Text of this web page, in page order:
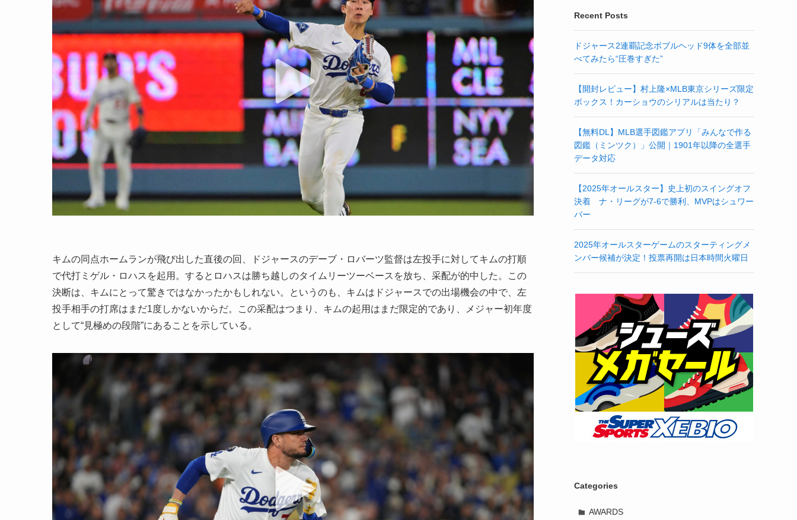
キムの同点ホームランが飛び出した直後の回、ドジャースのデーブ・ロバーツ監督は左投手に対してキムの打順
で代打ミゲル・ロハスを起用。するとロハスは勝ち越しのタイムリーツーベースを放ち、采配が的中した。この
決断は、キムにとって驚きではなかったかもしれない。というのも、キムはドジャースでの出場機会の中で、左
投手相手の打席はまだ1度しかないからだ。この采配はつまり、キムの起用はまだ限定的であり、メジャー初年度
として“見極めの段階”にあることを示している。
Recent Posts
ドジャース2連覇記念ボブルヘッド9体を全部並
べてみたら“圧巻すぎた”
【開封レビュー】村上隆×MLB東京シリーズ限定
ボックス！カーショウのシリアルは当たり？
【無料DL】MLB選手図鑑アプリ「みんなで作る
図鑑（ミンツク）」公開｜1901年以降の全選手
データ対応
【2025年オールスター】史上初のスイングオフ
決着 ナ・リーグが7-6で勝利、MVPはシュワー
バー
2025年オールスターゲームのスターティングメ
ンバー候補が決定！投票再開は日本時間火曜日
Categories
AWARDS